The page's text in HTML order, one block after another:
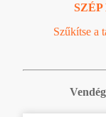
SZÉP
Szűkítse a